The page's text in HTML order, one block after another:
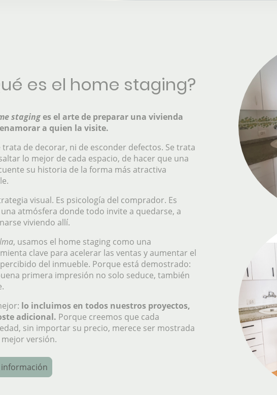
es el home staging?
staginges el arte de preparar una vivienda
a quien la visite.
trata de decorar, ni de esconder defectos. Se trata
lo mejor de cada espacio, de hacer que una
su historia de la forma más atractiva
visual. Es psicología del comprador. Es
atmósfera donde todo invite a quedarse, a
viviendo allí.
, usamos el home staging como una
clave para acelerar las ventas y aumentar el
del inmueble. Porque está demostrado:
primera impresión no solo seduce, también
lo incluimos en todos nuestros proyectos,
adicional. Porque creemos que cada
sin importar su precio, merece ser mostrada
mejor versión.
información